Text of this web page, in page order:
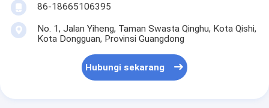
86-18665106395
No. 1, Jalan Yiheng, Taman Swasta Qinghu, Kota Qishi,
Kota Dongguan, Provinsi Guangdong
Hubungi sekarang